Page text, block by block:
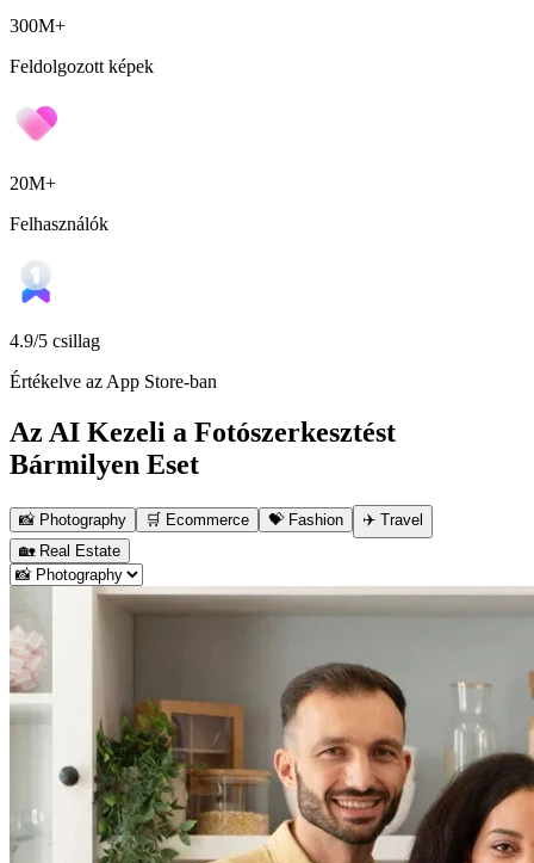
300M+
Feldolgozott képek
20M+
Felhasználók
4.9/5 csillag
Értékelve az App Store-ban
Az AI Kezeli a Fotószerkesztést
Bármilyen Eset
📸 Photography 🛒 Ecommerce 💝 Fashion ✈️ Travel
🏡 Real Estate